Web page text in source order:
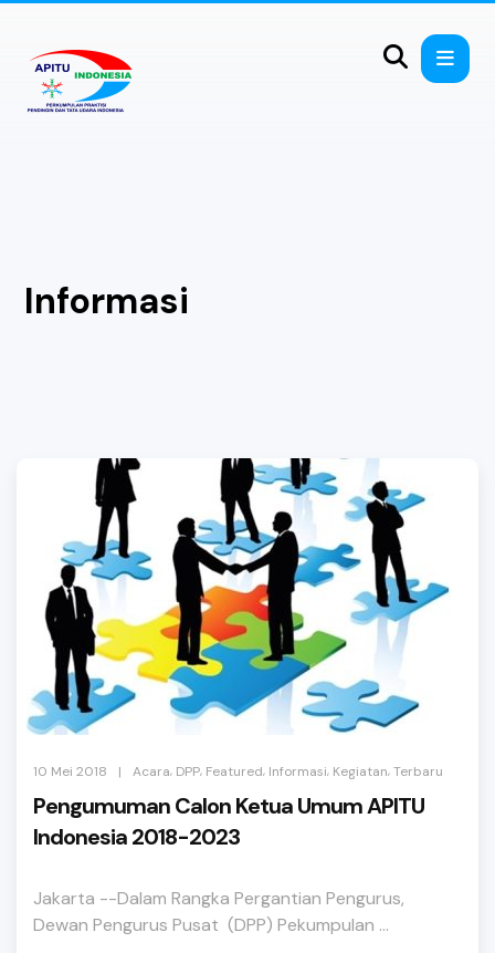
Informasi
10 Mei 2018 | Acara, DPP, Featured, Informasi, Kegiatan,Terbaru
Pengumuman Calon Ketua Umum APITU
Indonesia 2018-2023
Jakarta --Dalam Rangka Pergantian Pengurus,
Dewan Pengurus Pusat (DPP) Pekumpulan ...